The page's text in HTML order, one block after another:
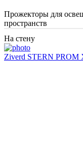
Прожекторы для
пространств
На стену
Ziverd STERN PROM